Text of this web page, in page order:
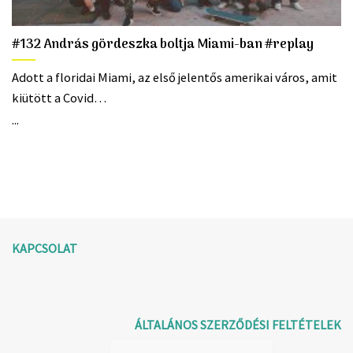
#132 András gördeszka boltja Miami-ban #replay
Adott a floridai Miami, az első jelentős amerikai város, amit
kiütött a Covid…
...
KAPCSOLAT
ÁLTALÁNOS SZERZŐDÉSI FELTÉTELEK